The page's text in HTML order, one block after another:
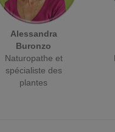
Alessandra
Buronzo
Naturopathe et
spécialiste des
plantes